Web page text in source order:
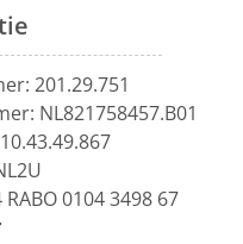
201.29.751
NL821758457.B01
RABO 0104 3498 67